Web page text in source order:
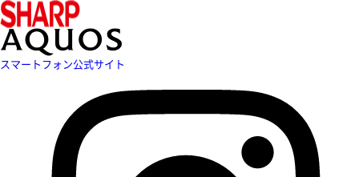
スマートフォン公式サイト